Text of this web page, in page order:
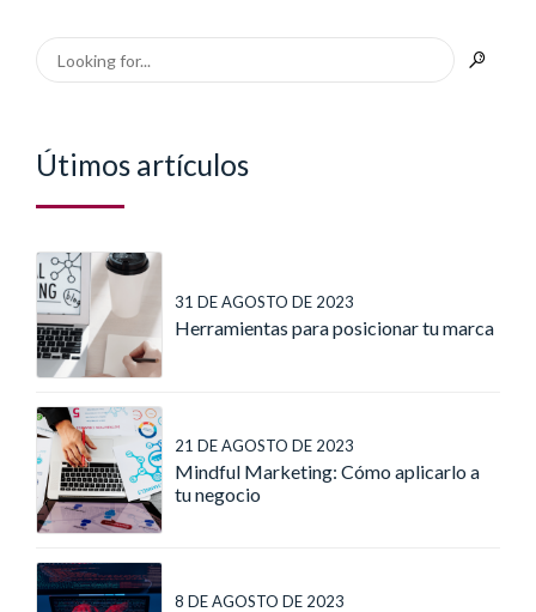
Útimos artículos
31 DE AGOSTO DE 2023
Herramientas para posicionar tu marca
21 DE AGOSTO DE 2023
Mindful Marketing: Cómo aplicarlo a
tu negocio
8 DE AGOSTO DE 2023